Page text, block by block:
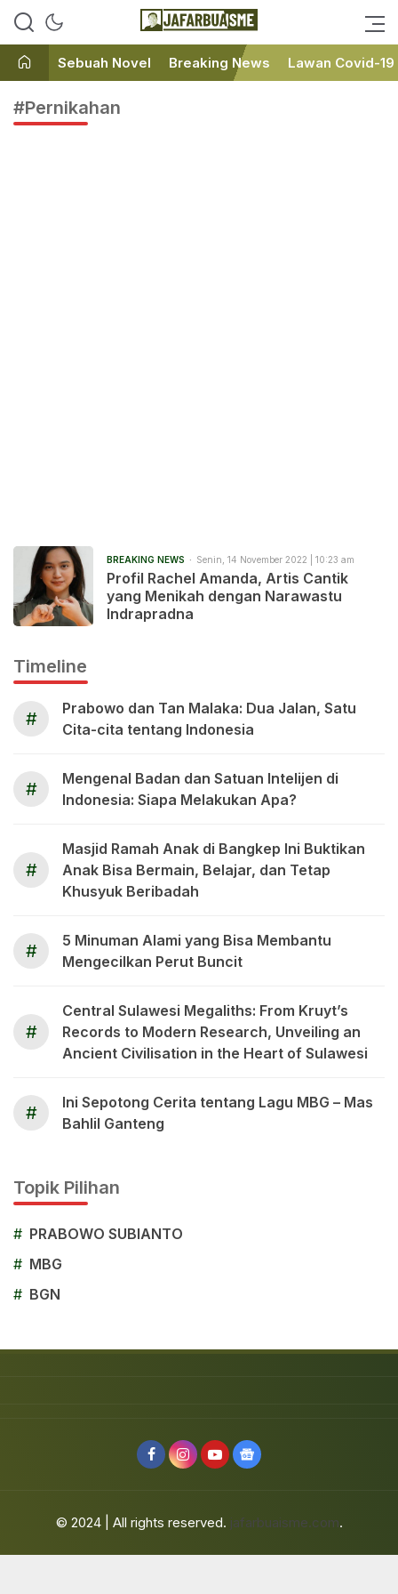
JafarBua
Ini bukan Media Online, Ini
Sebuah Novel Breaking News Lawan Covid-19
#Pernikahan
BREAKING NEWS Senin, 14 November 2022 | 10:23 am
Profil Rachel Amanda, Artis Cantik
yang Menikah dengan Narawastu
Indrapradna
Timeline
#
Prabowo dan Tan Malaka: Dua Jalan, Satu
Cita-cita tentang Indonesia
#
Mengenal Badan dan Satuan Intelijen di
Indonesia: Siapa Melakukan Apa?
#
Masjid Ramah Anak di Bangkep Ini Buktikan
Anak Bisa Bermain, Belajar, dan Tetap
Khusyuk Beribadah
#
5 Minuman Alami yang Bisa Membantu
Mengecilkan Perut Buncit
#
Central Sulawesi Megaliths: From Kruyt’s
Records to Modern Research, Unveiling an
Ancient Civilisation in the Heart of Sulawesi
#
Ini Sepotong Cerita tentang Lagu MBG – Mas
Bahlil Ganteng
Topik Pilihan
# PRABOWO SUBIANTO
# MBG
# BGN
© 2024 | All rights reserved. jafarbuaisme.com.